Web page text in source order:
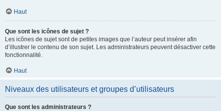
Haut
Que sont les icônes de sujet ?
Les icônes de sujet sont de petites images que l’auteur peut insérer afin
d’illustrer le contenu de son sujet. Les administrateurs peuvent désactiver cette
fonctionnalité.
Haut
Niveaux des utilisateurs et groupes d’utilisateurs
Que sont les administrateurs ?